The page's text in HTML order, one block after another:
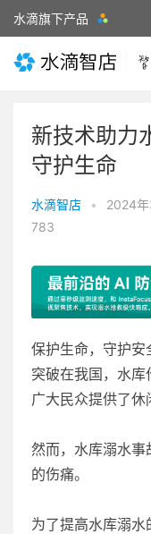
水滴旗下产品
新技术助力
守护生命
水滴智店 • 2024
783
保护生命，守护
突破在我国，水
广大民众提供了休
然而，水库溺水
的伤痛。
为了提高水库溺